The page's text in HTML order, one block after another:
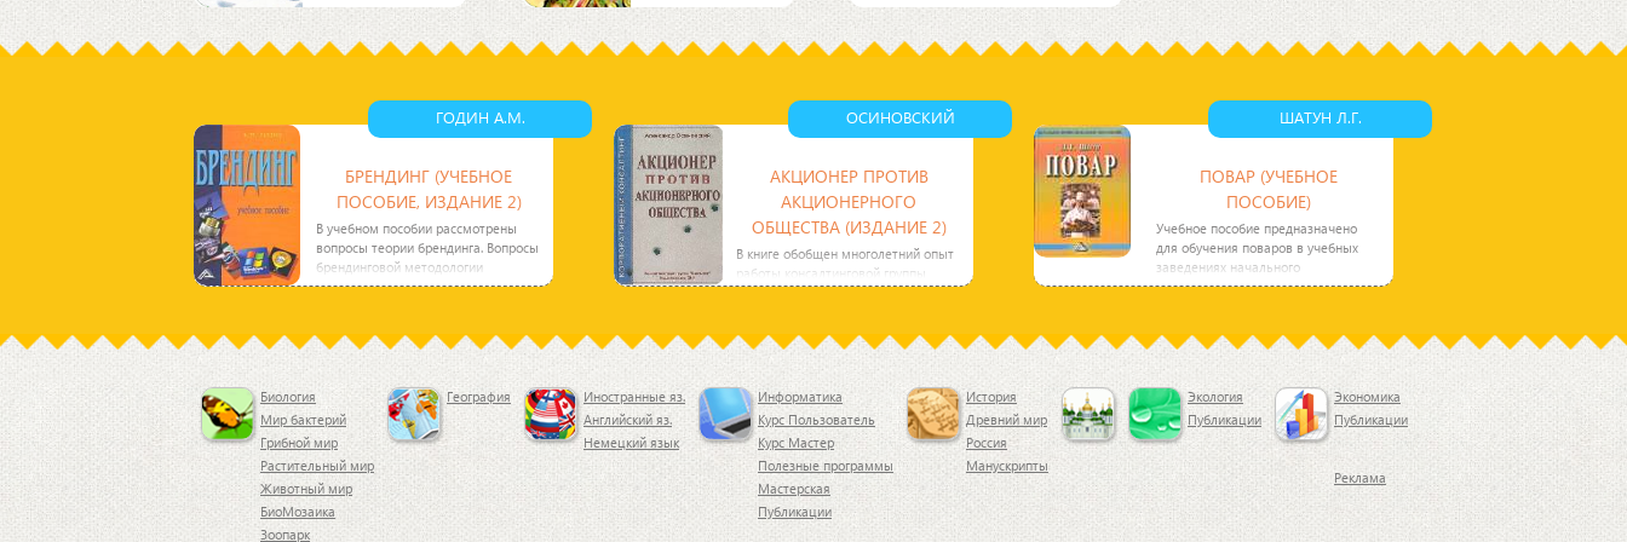
русского флотоводца,
ученого, адмирала С.
О. Макарова. Многие
единое Русское
государство, начал
создаваться
сконденсированный
водяной пар, в
облаках находится
ГОДИН А.М.
БРЕНДИНГ (УЧЕБНОЕ
ПОСОБИЕ, ИЗДАНИЕ 2)
В учебном пособии рассмотрены
вопросы теории брендинга. Вопросы
брендинговой методологии
привязаны к коммерческой
ОСИНОВСКИЙ
АКЦИОНЕР ПРОТИВ
АКЦИОНЕРНОГО
ОБЩЕСТВА (ИЗДАНИЕ 2)
В книге обобщен многолетний опыт
работы консалтинговой группы
`Квалитет` и материалы различных
ШАТУН Л.Г.
ПОВАР (УЧЕБНОЕ
ПОСОБИЕ)
Учебное пособие предназначено
для обучения поваров в учебных
заведениях начального
профессионального образования.
Биология
Мир бактерий
Грибной мир
Растительный мир
Животный мир
БиоМозаика
Зоопарк
География
Иностранные яз.
Английский яз.
Немецкий язык
Информатика
Курс Пользователь
Курс Мастер
Полезные программы
Мастерская
Публикации
История
Древний мир
Россия
Манускрипты
Экология
Публикации
Экономика
Публикации
Реклама